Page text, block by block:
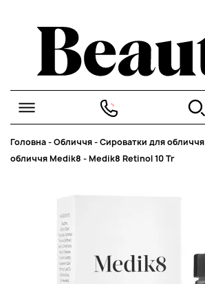
Головна-Обличчя-Сироватки для обличчя
обличчя Medik8 -Medik8 Retinol 10 Tr